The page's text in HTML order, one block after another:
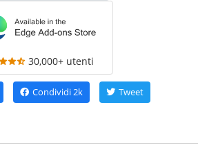
30,000+ utenti
Condividi2k Tweet